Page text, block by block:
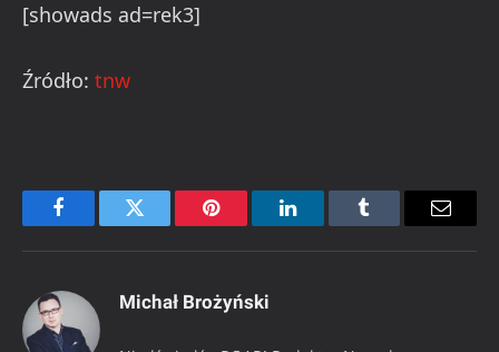
[showads ad=rek3]
Źródło: tnw
FacebookTwitter Pinterest LinkedInTumblr Email
Michał Brożyński